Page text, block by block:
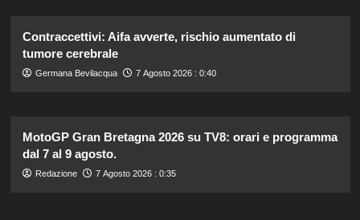
Contraccettivi: Aifa avverte, rischio aumentato di
tumore cerebrale
Germana Bevilacqua 7 Agosto 2026 : 0:40
MotoGP Gran Bretagna 2026 su TV8: orari e programma
dal 7 al 9 agosto.
Redazione 7 Agosto 2026 : 0:35